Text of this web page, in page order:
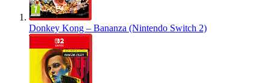
Donkey Kong – Bananza (Nintendo Switch 2)